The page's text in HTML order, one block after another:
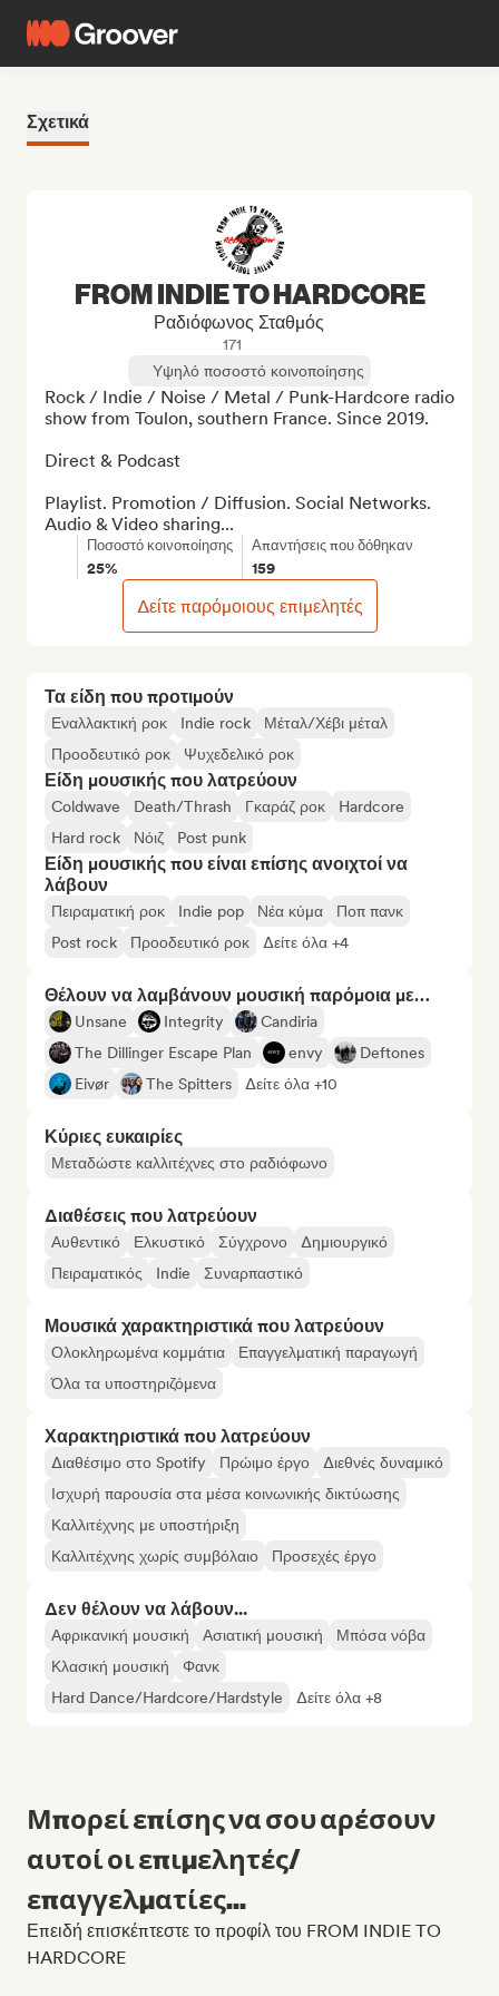
Σχετικά
Τα είδη που προτιμούν
Εναλλακτική ροκ Indie rock
Μέταλ/Χέβι μέταλ
Προοδευτικό ροκ
Ψυχεδελικό ροκ
Είδη μουσικής που λατρεύουν
Coldwave Death/Thrash Γκαράζ ροκ
Hardcore
Hard rock
Νόιζ Post punk
Είδη μουσικής που είναι επίσης ανοιχτοί να
λάβουν
Πειραματική ροκ Indie pop Νέα κύμα
Ποπ πανκ
Post rock
Προοδευτικό ροκ Δείτε όλα +4
Θέλουν να λαμβάνουν μουσική παρόμοια με…
Unsane Integrity
Candiria
The Dillinger Escape Plan
envy
Deftones
Eivør
The Spitters Δείτε όλα +10
Κύριες ευκαιρίες
Μεταδώστε καλλιτέχνες στο ραδιόφωνο
Διαθέσεις που λατρεύουν
Αυθεντικό Ελκυστικό Σύγχρονο
Δημιουργικό
Πειραματικός
Indie Συναρπαστικό
Μουσικά χαρακτηριστικά που λατρεύουν
Ολοκληρωμένα κομμάτια
Επαγγελματική παραγωγή
Όλα τα υποστηριζόμενα
Χαρακτηριστικά που λατρεύουν
Διαθέσιμο στο Spotify Πρώιμο έργο
Διεθνές δυναμικό
Ισχυρή παρουσία στα μέσα κοινωνικής δικτύωσης
Καλλιτέχνης με υποστήριξη
Καλλιτέχνης χωρίς συμβόλαιο
Προσεχές έργο
Δεν θέλουν να λάβουν...
Αφρικανική μουσική Ασιατική μουσική
Μπόσα νόβα
Κλασική μουσική
Φανκ
Hard Dance/Hardcore/Hardstyle
Δείτε όλα +8
FROM INDIE TO HARDCORE
Ραδιόφωνος Σταθμός
171
Υψηλό ποσοστό κοινοποίησης
Rock / Indie / Noise / Metal / Punk-Hardcore radio
show from Toulon, southern France. Since 2019.
Direct & Podcast
Playlist. Promotion / Diffusion. Social Networks.
Audio & Video sharing...
Ποσοστό κοινοποίησης
25%
Απαντήσεις που δόθηκαν
159
Δείτε παρόμοιους επιμελητές
Μπορεί επίσης να σου αρέσουν
αυτοί οι επιμελητές/
επαγγελματίες...
Επειδή επισκέπτεστε το προφίλ του FROM INDIE TO
HARDCORE